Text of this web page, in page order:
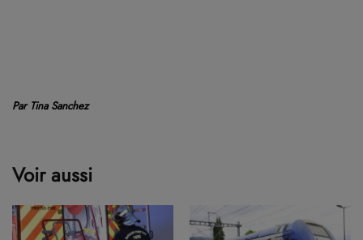
Par Tina Sanchez
Voir aussi